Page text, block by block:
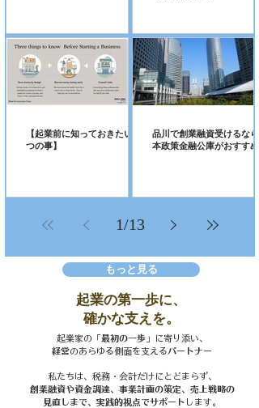
【起業前に知っておきたい３
つの事】
品川で創業融資受けるなら
本政策金融公庫がおすすめ
1/13
もっと見る
​起業の第一歩に、
確かな支えを。
起業家の「最初の一歩」
に寄り添い、
経営のあらゆる側面を支えるパートナー
私たちは、税務・会計だけにとどまらず、
創業融資や資金調達、事業計画の策定、売上戦略の
見直しまで、実践的視点でサポー ト します。